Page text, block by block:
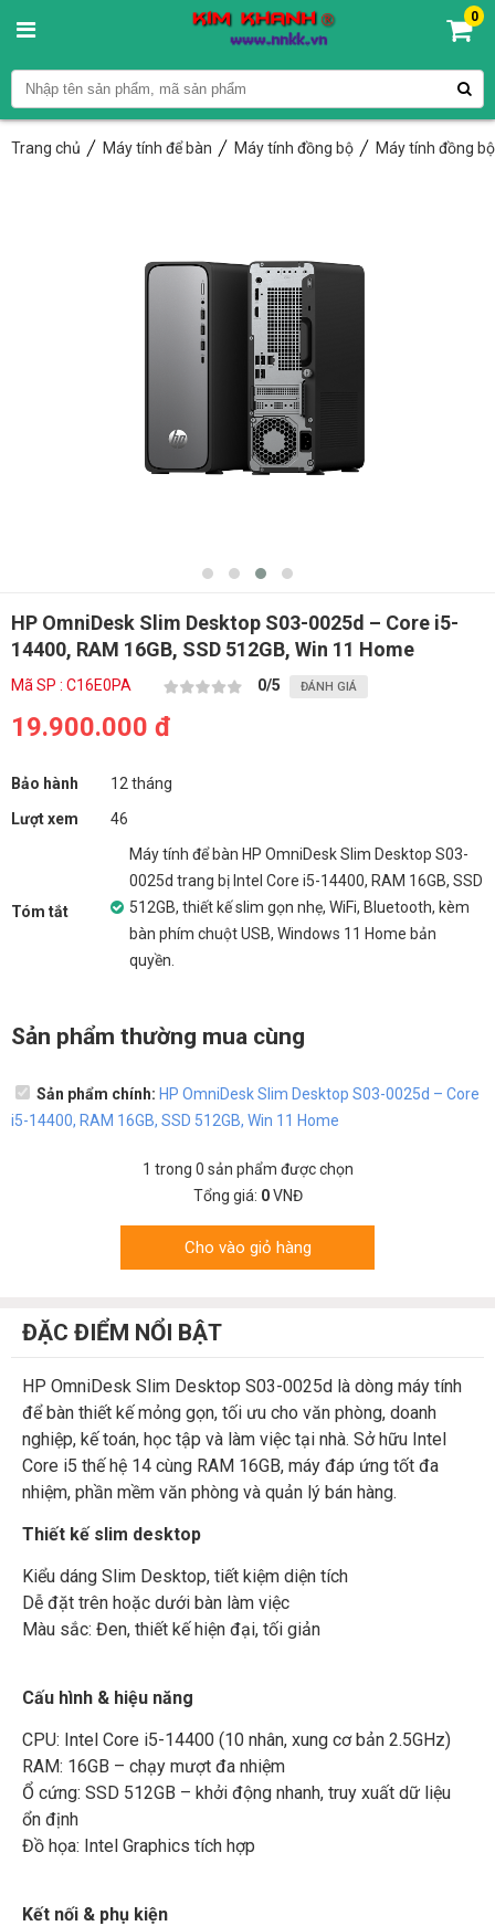
0
Trang chủ Máy tính để bàn Máy tính đồng bộ Máy tính đồng
HP OmniDesk Slim Desktop S03-0025d – Core i5-
14400, RAM 16GB, SSD 512GB, Win 11 Home
Mã SP : C16E0PA 0/5 ĐÁNH GIÁ
19.900.000 đ
Bảo hành
12 tháng
Lượt xem
46
Tóm tắt
Máy tính để bàn HP OmniDesk Slim Desktop S03-
0025d trang bị Intel Core i5-14400, RAM 16GB, SSD
512GB, thiết kế slim gọn nhẹ, WiFi, Bluetooth, kèm
bàn phím chuột USB, Windows 11 Home bản
quyền.
Sản phẩm thường mua cùng
Sản phẩm chính: HP OmniDesk Slim Desktop S03-0025d – Core
i5-14400, RAM 16GB, SSD 512GB, Win 11 Home
1 trong 0 sản phẩm được chọn
Tổng giá: 0VNĐ
Cho vào giỏ hàng
ĐẶC ĐIỂM NỔI BẬT
HP OmniDesk Slim Desktop S03-0025d là dòng máy tính
để bàn thiết kế mỏng gọn, tối ưu cho văn phòng, doanh
nghiệp, kế toán, học tập và làm việc tại nhà. Sở hữu Intel
Core i5 thế hệ 14 cùng RAM 16GB, máy đáp ứng tốt đa
nhiệm, phần mềm văn phòng và quản lý bán hàng.
Thiết kế slim desktop
Kiểu dáng Slim Desktop, tiết kiệm diện tích
Dễ đặt trên hoặc dưới bàn làm việc
Màu sắc: Đen, thiết kế hiện đại, tối giản
Cấu hình & hiệu năng
CPU: Intel Core i5-14400 (10 nhân, xung cơ bản 2.5GHz)
RAM: 16GB – chạy mượt đa nhiệm
Ổ cứng: SSD 512GB – khởi động nhanh, truy xuất dữ liệu
ổn định
Đồ họa: Intel Graphics tích hợp
Kết nối & phụ kiện